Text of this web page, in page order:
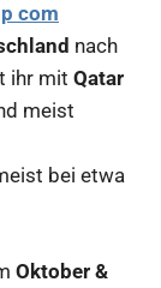
com
nach
ihr mit Qatar
meist
bei etwa
Oktober &